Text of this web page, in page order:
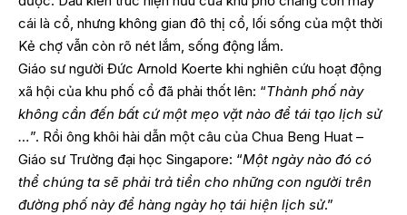
cái là cổ, nhưng không gian đô thị cổ, lối sống của một thời
Kẻ chợ vẫn còn rõ nét lắm, sống động lắm.
Giáo sư người Đức Arnold Koerte khi nghiên cứu hoạt động
xã hội của khu phố cổ đã phải thốt lên: “Thành phố này
không cần đến bất cứ một mẹo vặt nào để tái tạo lịch sử
…”. Rồi ông khôi hài dẫn một câu của Chua Beng Huat –
Giáo sư Trường đại học Singapore: “Một ngày nào đó có
thể chúng ta sẽ phải trả tiền cho những con người trên
đường phố này để hàng ngày họ tái hiện lịch sử.”